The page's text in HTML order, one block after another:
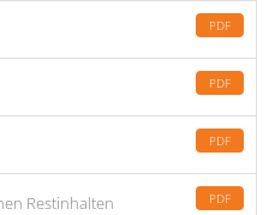
PDF
PDF
PDF
Restinhalten PDF